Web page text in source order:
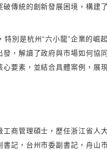
傳統的創新發展困境，構建
別是杭州“六小龍”企業的崛
，解讀了政府與市場如何協
要素，並結合具體案例，展
商管理碩士，歷任浙江省人
記，台州市委副書記，舟山